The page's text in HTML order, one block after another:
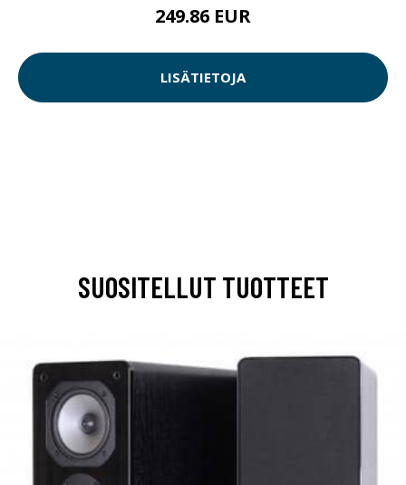
249.86 EUR
LISÄTIETOJA
SUOSITELLUT TUOTTEET